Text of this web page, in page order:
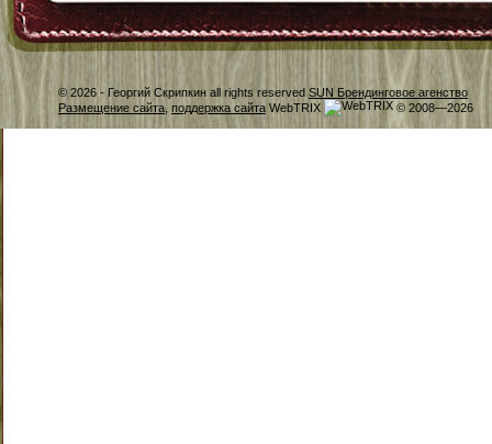
© 2026 - Георгий Скрипкин all rights reserved SUN Брендинговое агенство
Размещение сайта, поддержка сайта WebTRIX © 2008—2026